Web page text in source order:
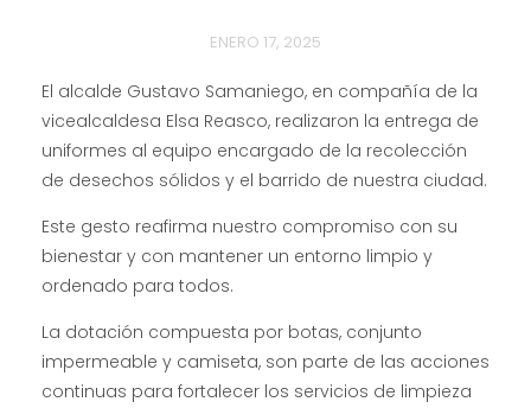
ENERO 17, 2025
El alcalde Gustavo Samaniego, en compañía de la
vicealcaldesa Elsa Reasco, realizaron la entrega de
uniformes al equipo encargado de la recolección
de desechos sólidos y el barrido de nuestra ciudad.
Este gesto reafirma nuestro compromiso con su
bienestar y con mantener un entorno limpio y
ordenado para todos.
La dotación compuesta por botas, conjunto
impermeable y camiseta, son parte de las acciones
continuas para fortalecer los servicios de limpieza